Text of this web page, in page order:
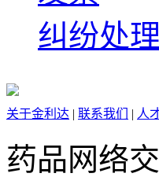
纠纷处理
关于金利达 | 联系我们 | 人
药品网络